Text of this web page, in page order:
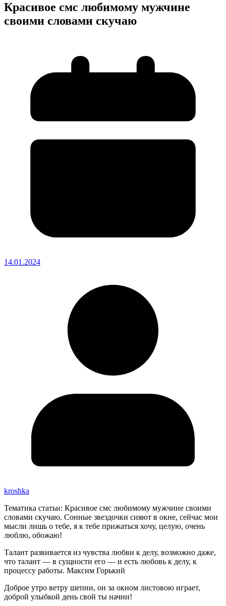
Красивое смс любимому мужчине
своими словами скучаю
14.01.2024
kroshka
Тематика статьи: Красивое смс любимому мужчине своими
словами скучаю. Сонные звездочки сияют в окне, сейчас мои
мысли лишь о тебе, я к тебе прижаться хочу, целую, очень
люблю, обожаю!
Талант развивается из чувства любви к делу, возможно даже,
что талант — в сущности его — и есть любовь к делу, к
процессу работы. Максим Горький
Доброе утро ветру шепни, он за окном листовою играет,
доброй улыбкой день свой ты начни!